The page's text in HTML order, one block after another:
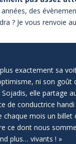
des
? Je vous renvoie
exactement sa
ni son goût
elle partage
de conductrice
chaque mois un
ce dont nous
plus… vivants ! »